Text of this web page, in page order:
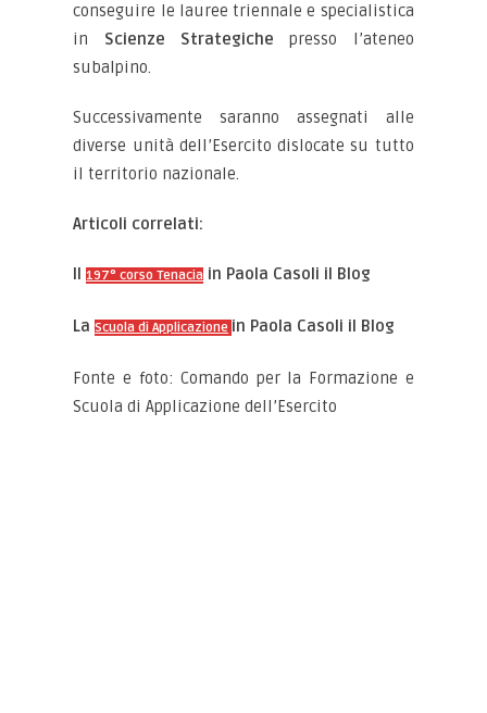
conseguire le lauree triennale e specialistica
in Scienze Strategiche presso l’ateneo
subalpino.
Successivamente saranno assegnati alle
diverse unità dell’Esercito dislocate su tutto
il territorio nazionale.
Articoli correlati:
Il197° corso Tenacia in Paola Casoli il Blog
LaScuola di Applicazione in Paola Casoli il Blog
Fonte e foto: Comando per la Formazione e
Scuola di Applicazione dell’Esercito